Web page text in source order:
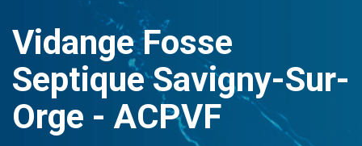
Vidange Fosse
Septique Savigny-Sur-
Orge - ACPVF